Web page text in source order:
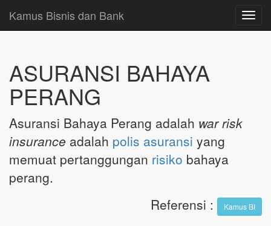
Kamus Bisnis dan Bank
ASURANSI BAHAYA
PERANG
Asuransi Bahaya Perang adalah war risk
insurance adalah polis asuransi yang
memuat pertanggungan risiko bahaya
perang.
Referensi : Kamus BI